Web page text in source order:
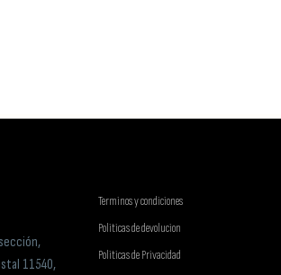
11540,
Terminos y condiciones
Politicas de devolucion
Politicas de Privacidad